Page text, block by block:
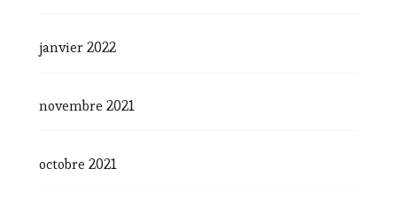
janvier 2022
novembre 2021
octobre 2021